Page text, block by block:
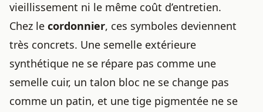
vieillissement ni le même coût d’entretien.
Chez le cordonnier, ces symboles deviennent
très concrets. Une semelle extérieure
synthétique ne se répare pas comme une
semelle cuir, un talon bloc ne se change pas
comme un patin, et une tige pigmentée ne se